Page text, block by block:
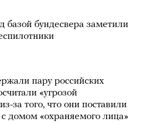
базой бундесвера заметили
пару российских
«угрозой
за того, что они поставили
домом «охраняемого лица»